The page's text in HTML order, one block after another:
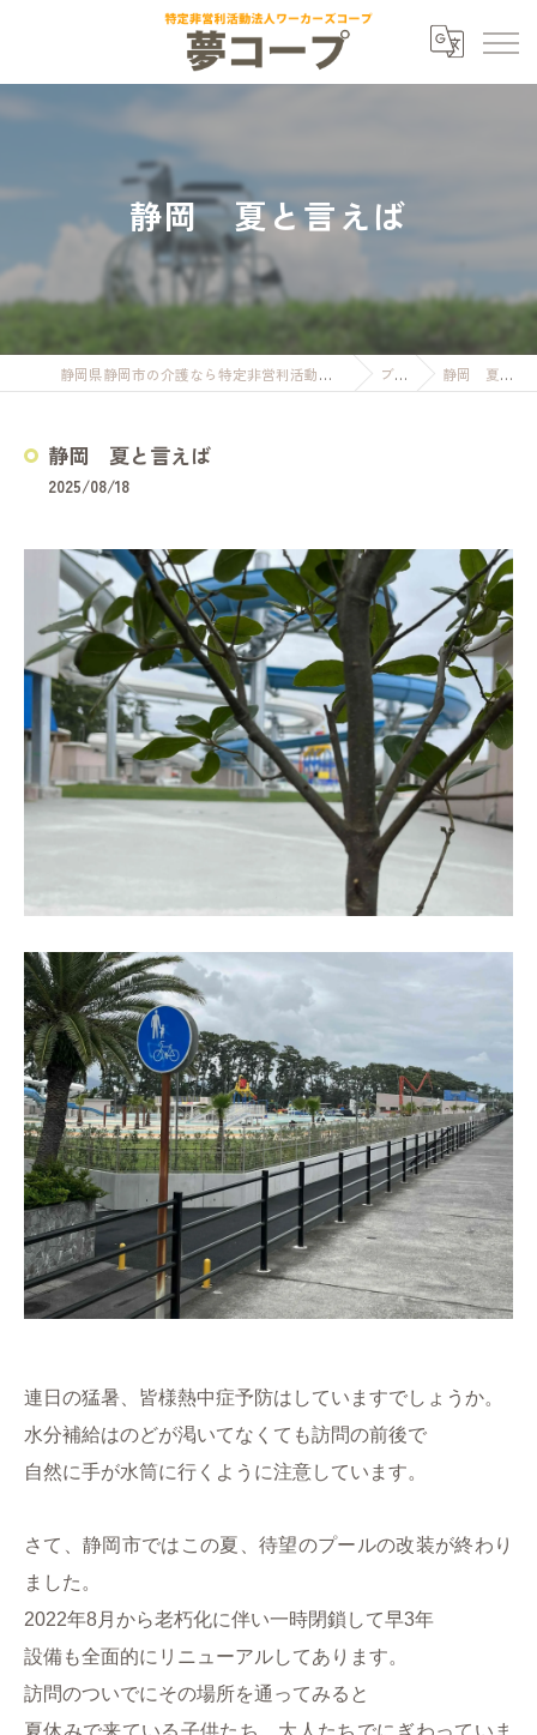
静岡 夏と言えば
静岡県静岡市の介護なら特定非営利活動法人ワーカーズコープ夢コープ ブログ 静岡 夏と言えば
静岡 夏と言えば
2025/08/18
連日の猛暑、皆様熱中症予防はしていますでしょうか。
水分補給はのどが渇いてなくても訪問の前後で
自然に手が水筒に行くように注意しています。
さて、静岡市ではこの夏、待望のプールの改装が終わり
ました。
2022年8月から老朽化に伴い一時閉鎖して早3年
設備も全面的にリニューアルしてあります。
訪問のついでにその場所を通ってみると
夏休みで来ている子供たち、大人たちでにぎわっていま